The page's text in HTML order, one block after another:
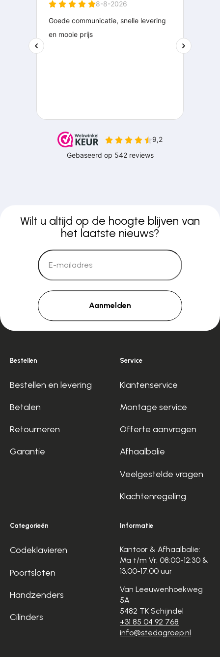
Wilt u altijd op de hoogte blijven van
het laatste nieuws?
Aanmelden
Bestellen
Bestellen en levering
Betalen
Retourneren
Garantie
Service
Klantenservice
Montage service
Offerte aanvragen
Afhaalbalie
Veelgestelde vragen
Klachtenregeling
Categorieën
Codeklavieren
Poortsloten
Handzenders
Cilinders
Informatie
Kantoor & Afhaalbalie:
Ma t/m Vr, 08:00-12:30 &
13:00-17:00 uur
Van Leeuwenhoekweg
5A
5482 TK Schijndel
+31 85 04 92 768
info@stedagroep.nl